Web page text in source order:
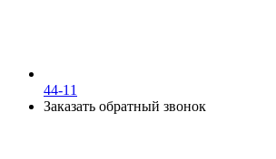
44-11
Заказать обратный звонок